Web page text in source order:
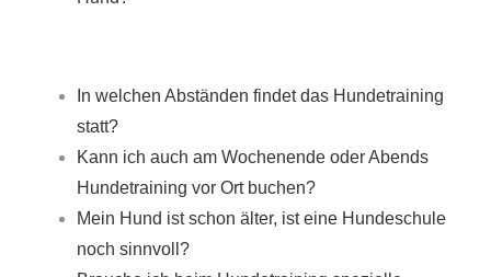
In welchen Abständen findet das Hundetraining
statt?
Kann ich auch am Wochenende oder Abends
Hundetraining vor Ort buchen?
Mein Hund ist schon älter, ist eine Hundeschule
noch sinnvoll?